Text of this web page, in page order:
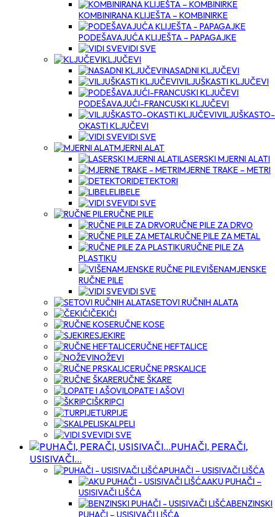
KOMBINIRANA KLIJEŠTA – KOMBINIRKE
PODEŠAVAJUĆA KLIJEŠTA – PAPAGAJKE
VIDI SVE
KLJUČEVI
NASADNI KLJUČEVI
VILJUŠKASTI KLJUČEVI
PODEŠAVAJUĆI-FRANCUSKI KLJUČEVI
VILJUŠKASTO-
OKASTI KLJUČEVI
VIDI SVE
MJERNI ALAT
LASERSKI MJERNI ALATI
MJERNE TRAKE – METRI
DETEKTORI
LIBELE
VIDI SVE
RUČNE PILE
RUČNE PILE ZA DRVO
RUČNE PILE ZA METAL
RUČNE PILE ZA
PLASTIKU
VIŠENAMJENSKE
RUČNE PILE
VIDI SVE
SETOVI RUČNIH ALATA
ČEKIĆI
RUČNE KOSE
SJEKIRE
RUČNE HEFTALICE
NOŽEVI
RUČNE PRSKALICE
RUČNE ŠKARE
LOPATE I AŠOVI
ŠKRIPCI
TURPIJE
SKALPELI
VIDI SVE
PUHAČI, PERAČI,
USISIVAČI…
PUHAČI – USISIVAČI LIŠĆA
AKU PUHAČI –
USISIVAČI LIŠĆA
BENZINSKI